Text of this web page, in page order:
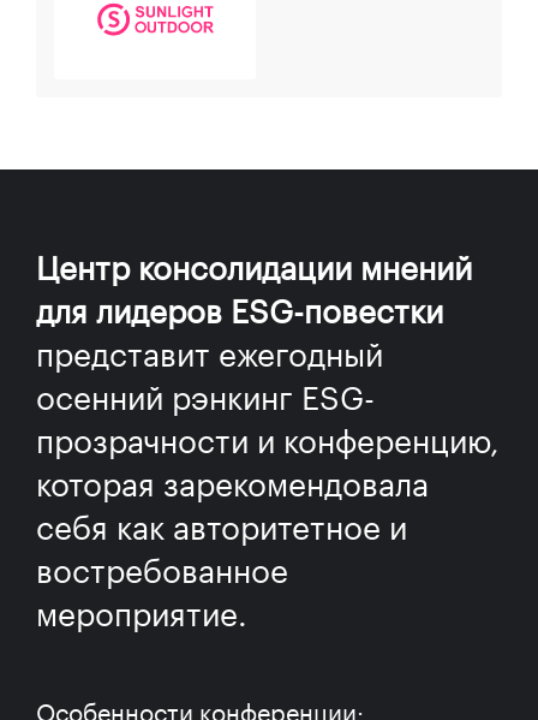
Центр консолидации мнений
для лидеров ESG-повестки
представит ежегодный
осенний рэнкинг ESG-
прозрачности и конференцию,
которая зарекомендовала
себя как авторитетное и
востребованное
мероприятие.
Особенности конференции: